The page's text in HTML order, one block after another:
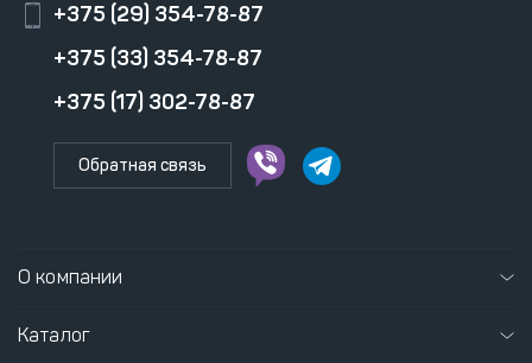
+375 (29) 354-78-87
+375 (33) 354-78-87
+375 (17) 302-78-87
Обратная связь
О компании
Каталог